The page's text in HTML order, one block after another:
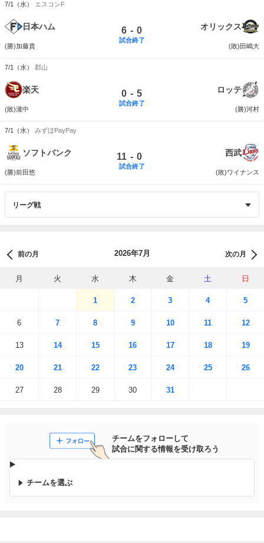
7/1（水） エスコンF
日本ハム
(勝)加藤貴
6 - 0
試合終了
オリックス
(敗)田嶋大
7/1（水） 郡山
楽天
(敗)瀧中
0 - 5
試合終了
ロッテ
(勝)河村
7/1（水） みずほPayPay
ソフトバンク
(勝)前田悠
11 - 0
試合終了
西武
(敗)ワイナンス
前の月 2026年7月 次の月
月 火 水 木 金 土 日
1 2 3 4 5
6 7 8 9 10 11 12
13 14 15 16 17 18 19
20 21 22 23 24 25 26
27 28 29 30 31
チームをフォローして
試合に関する情報を受け取ろう
チームを選ぶ